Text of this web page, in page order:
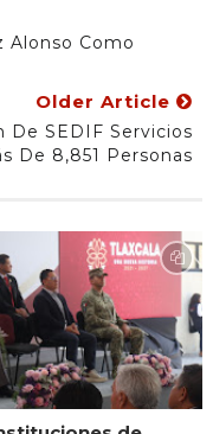
Alonso Como
Older Article
De SEDIF Servicios
De 8,851 Personas